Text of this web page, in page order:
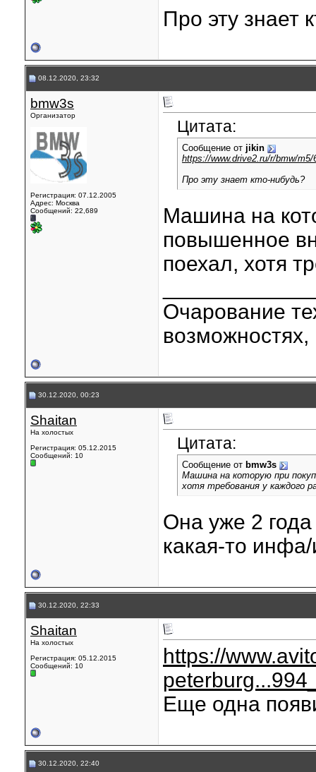
Про эту знает
08.12.2020, 23:32
bmw3s
Организатор
Регистрация: 07.12.2005
Адрес: Москва
Сообщений: 22,689
Цитата:
Сообщение от jikin
https://www.drive2.ru/r/bmw/m5/
Про эту знает кто-нибудь?
Машина на
повышенное
поехал, хотя
Очарование
возможностях,
30.12.2020, 00:23
Shaitan
На холостых
Регистрация: 05.12.2015
Сообщений: 10
Цитата:
Сообщение от bmw3s
Машина на которую при
хотя требования у каждого
Она уже 2 года
какая-то
30.12.2020, 22:33
Shaitan
На холостых
Регистрация: 05.12.2015
Сообщений: 10
https://
Еще одна
30.12.2020, 22:40